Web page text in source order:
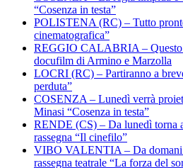
“Cosenza in testa”
POLISTENA (RC) – Tutto
cinematografica”
REGGIO CALABRIA – Questo
docufilm di Armino e Marzolla
LOCRI (RC) – Partiranno a
perduta”
COSENZA – Lunedì verrà
Minasi “Cosenza in testa”
RENDE (CS) – Da lunedì torna
rassegna “Il cinefilo”
VIBO VALENTIA – Da domani
rassegna teatrale “La forza del